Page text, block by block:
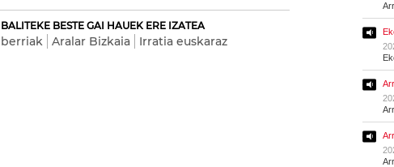
BESTE GAI HAUEK ERE IZATEA
Aralar Bizkaia Irratia euskaraz